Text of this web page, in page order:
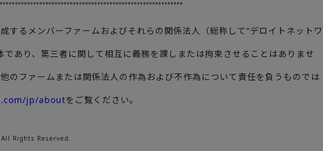
るメンバーファームおよびそれらの関係法人（総称して“デロイトネットワ
あり、第三者に関して相互に義務を課しまたは拘束させることはありませ
のファームまたは関係法人の作為および不作為について責任を負うものでは
jp/aboutをご覧ください。
Rights Reserved.